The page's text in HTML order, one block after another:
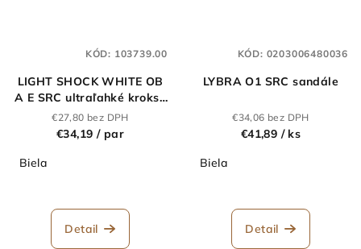
LIGHT SHOCK WHITE OB
A E SRC ultraľahké kroksy
biele
€27,80 bez DPH
€34,19 / par
Biela
Detail
KÓD: 103739.00
LYBRA O1 SRC sandále
€34,06 bez DPH
€41,89 / ks
Biela
Detail
KÓD: 0203006480036